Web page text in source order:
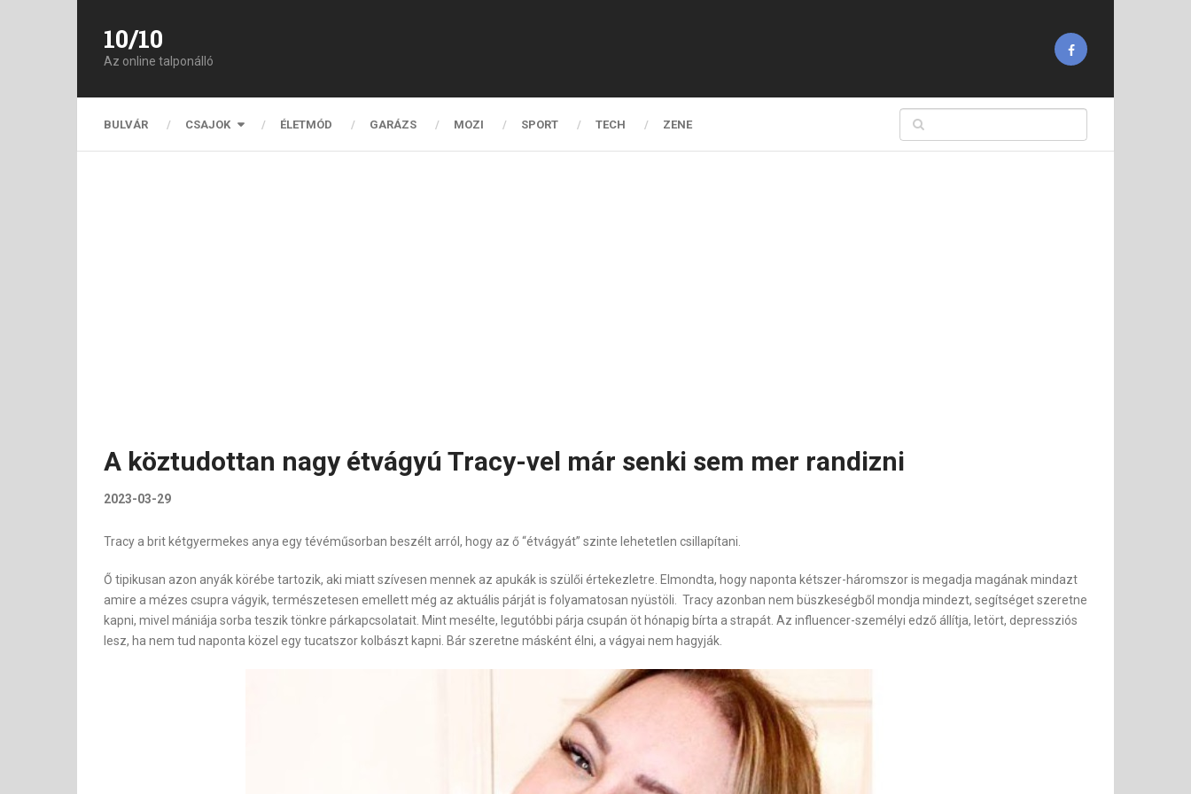
10/10
Az online talponálló
BULVÁR CSAJOK ÉLETMÓD GARÁZS MOZI SPORT TECH ZENE
A köztudottan nagy étvágyú Tracy-vel már senki sem mer randizni
2023-03-29
Tracy a brit kétgyermekes anya egy tévéműsorban beszélt arról, hogy az ő “étvágyát” szinte lehetetlen csillapítani.
Ő tipikusan azon anyák körébe tartozik, aki miatt szívesen mennek az apukák is szülői értekezletre. Elmondta, hogy naponta kétszer-háromszor is megadja magának mindazt
amire a mézes csupra vágyik, természetesen emellett még az aktuális párját is folyamatosan nyüstöli. Tracy azonban nem büszkeségből mondja mindezt, segítséget szeretne
kapni, mivel mániája sorba teszik tönkre párkapcsolatait. Mint mesélte, legutóbbi párja csupán öt hónapig bírta a strapát. Az influencer-személyi edző állítja, letört, depressziós
lesz, ha nem tud naponta közel egy tucatszor kolbászt kapni. Bár szeretne másként élni, a vágyai nem hagyják.